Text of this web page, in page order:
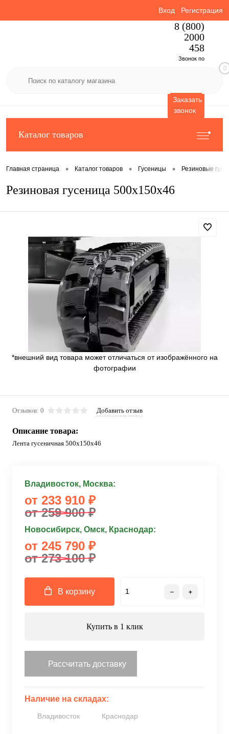
Вход Регистрация
8 (800)
2000
458
Звонок по
Заказать
звонок
0
Каталог товаров
Главная страница • Каталог товаров • Гусеницы • Резиновые
Резиновая гусеница 500x150x46
*внешний вид товара может отличаться от изображённого на
фотографии
Отзывов: 0 Добавить отзыв
Описание товара:
Лента гусеничная 500x150x46
Владивосток, Москва:
от 233 910 ₽
от 259 900 ₽
Новосибирск, Омск, Краснодар:
от 245 790 ₽
от 273 100 ₽
В корзину
Купить в 1 клик
Рассчитать доставку
Наличие на складах:
Владивосток Краснодар